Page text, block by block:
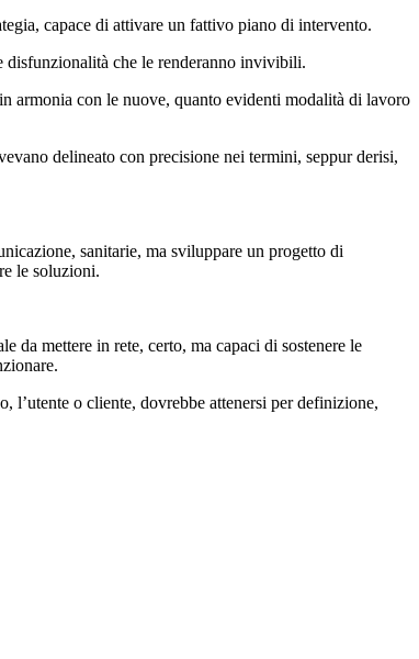
capace di attivare un fattivo piano di intervento.
disfunzionalità che le renderanno invivibili.
armonia con le nuove, quanto evidenti modalità di lavoro
delineato con precisione nei termini, seppur derisi,
sanitarie, ma sviluppare un progetto di
le soluzioni.
da mettere in rete, certo, ma capaci di sostenere le
l’utente o cliente, dovrebbe attenersi per definizione,